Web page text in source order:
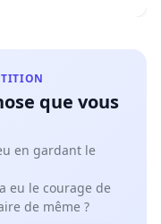
que vous
en gardant le
eu le courage de
de même ?